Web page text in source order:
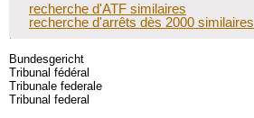
recherche d'ATF similaires
recherche d'arrêts dès 2000 similaires
Bundesgericht
Tribunal fédéral
Tribunale federale
Tribunal federal